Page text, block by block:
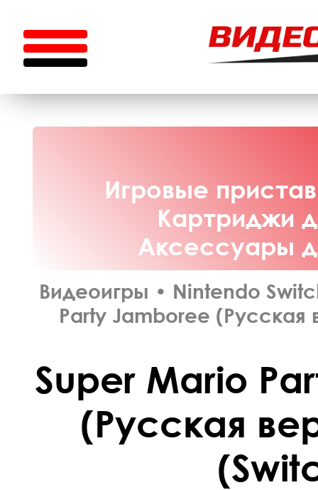
Игровые
Картриджи
Аксессуары
Видеоигры • Nintendo
Party Jamboree (Русская
Super Mario
(Русская